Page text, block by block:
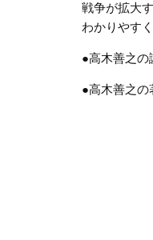
戦争が拡大
わかりやす
●高木善之の
●高木善之の